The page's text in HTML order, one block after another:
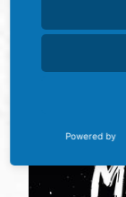
Powered by